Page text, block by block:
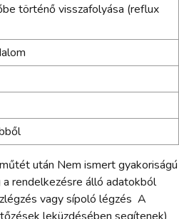
történő visszafolyása (reflux
után Nem ismert gyakoriságú
rendelkezésre álló adatokból
vagy sípoló légzés ­ A